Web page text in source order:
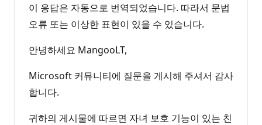
이 응답은 자동으로 번역되었습니다. 따라서 문법
오류 또는 이상한 표현이 있을 수 있습니다.
안녕하세요 MangooLT,
Microsoft 커뮤니티에 질문을 게시해 주셔서 감사
합니다.
귀하의 게시물에 따르면 자녀 보호 기능이 있는 친